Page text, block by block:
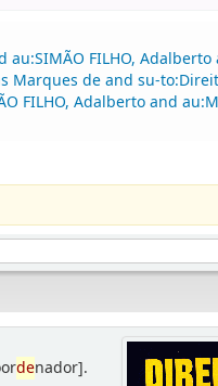
FILHO, Adalberto
Marques de and su-
FILHO, Adalberto and
denador].